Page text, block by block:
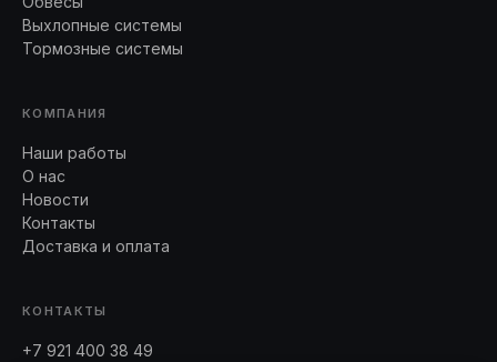
Выхлопные системы
Тормозные системы
КОМПАНИЯ
Наши работы
О нас
Новости
Контакты
Доставка и оплата
КОНТАКТЫ
+7 921 400 38 49